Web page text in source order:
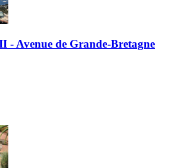
- Avenue de Grande-Bretagne